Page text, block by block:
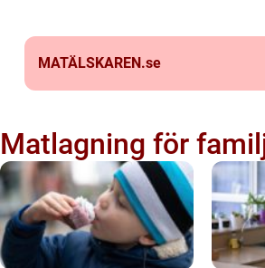
MATÄLSKAREN.se
Matlagning för